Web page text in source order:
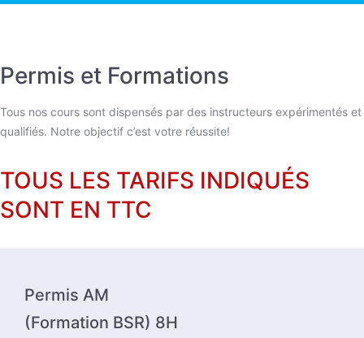
Permis et Formations
Tous nos cours sont dispensés par des instructeurs expérimentés et
qualifiés. Notre objectif c’est votre réussite!
TOUS LES TARIFS INDIQUÉS
SONT EN TTC
Permis AM
(Formation BSR) 8H